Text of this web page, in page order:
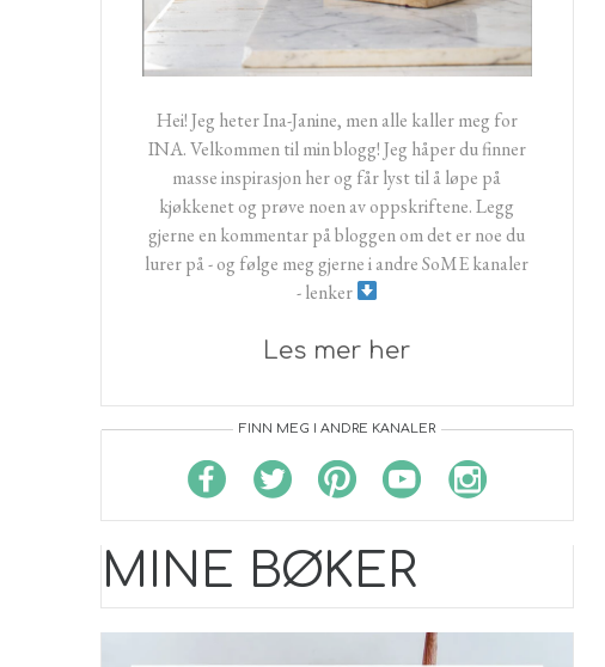
Hei! Jeg heter Ina-Janine, men alle kaller meg for
INA. Velkommen til min blogg! Jeg håper du finner
masse inspirasjon her og får lyst til å løpe på
kjøkkenet og prøve noen av oppskriftene. Legg
gjerne en kommentar på bloggen om det er noe du
lurer på - og følge meg gjerne i andre SoME kanaler
- lenker
Les mer her
FINN MEG I ANDRE KANALER
MINE BØKER